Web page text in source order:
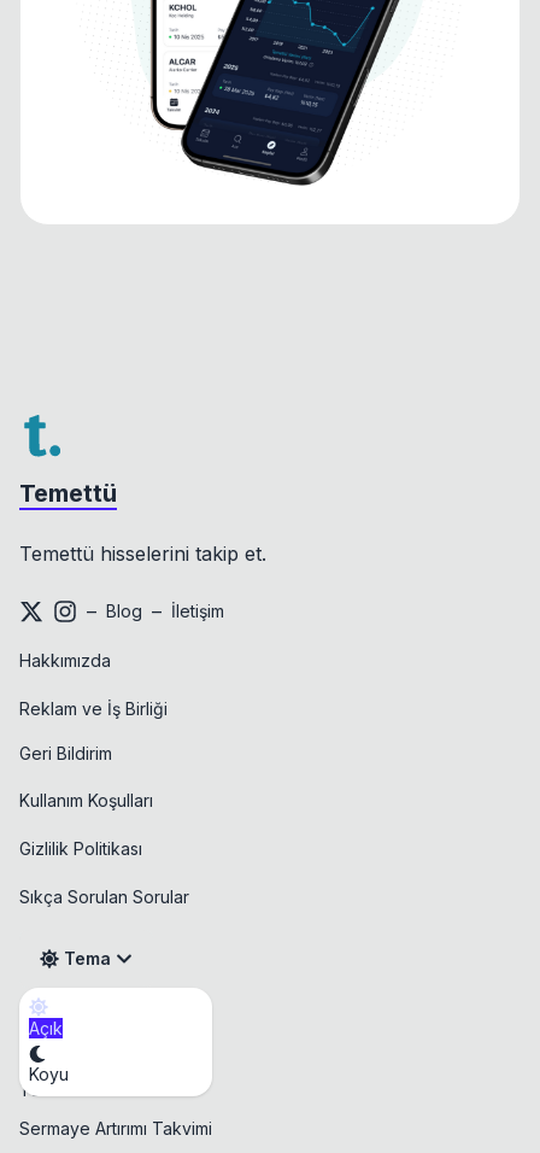
Temettü
Temettü hisselerini takip et.
– Blog – İletişim
Hakkımızda
Reklam ve İş Birliği
Geri Bildirim
Kullanım Koşulları
Gizlilik Politikası
Sıkça Sorulan Sorular
Tema
Açık
Koyu
Takvim
Temettü Takvimi
Sermaye Artırımı Takvimi